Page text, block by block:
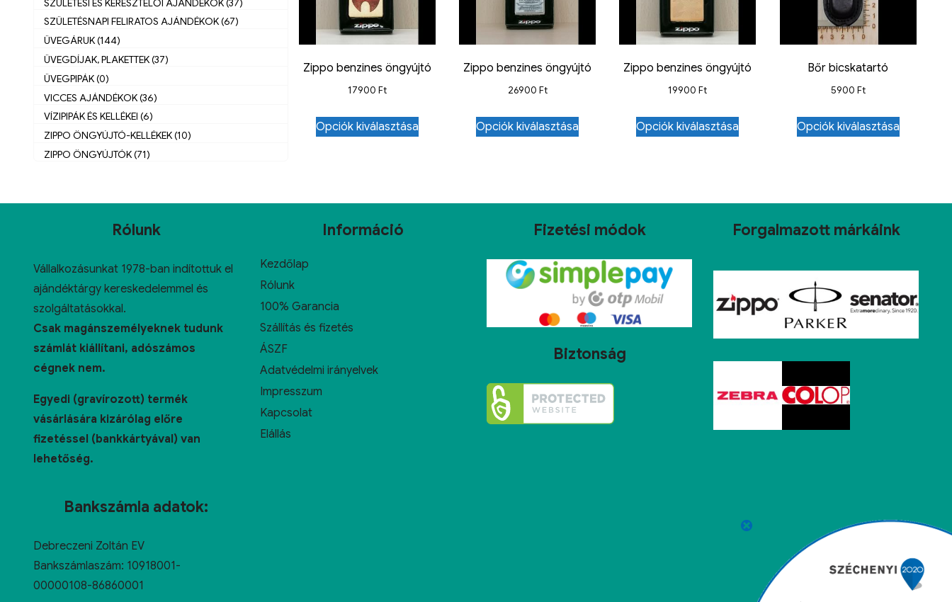
Zippo benzines öngyújtó
17900 Ft
Opciók kiválasztása
Zippo benzines öngyújtó
26900 Ft
Opciók kiválasztása
Zippo benzines öngyújtó
19900Ft
Opciók kiválasztása
Bőr bicskatartó
5900 Ft
Opciók kiválasztása
SZÜLETÉSI ÉS KERESZTELŐI AJÁNDÉKOK (37)
SZÜLETÉSNAPI FELIRATOS AJÁNDÉKOK (67)
ÜVEGÁRUK (144)
ÜVEGDÍJAK, PLAKETTEK (37)
ÜVEGPIPÁK (0)
VICCES AJÁNDÉKOK (36)
VÍZIPIPÁK ÉS KELLÉKEI (6)
ZIPPO ÖNGYÚJTÓ-KELLÉKEK (10)
ZIPPO ÖNGYÚJTÓK (71)
Rólunk
Vállalkozásunkat 1978-ban indítottuk el
ajándéktárgy kereskedelemmel és
szolgáltatásokkal.
Csak magánszemélyeknek tudunk
számlát kiállítani, adószámos
cégnek nem.
Egyedi (gravírozott) termék
vásárlására kizárólag előre
fizetéssel (bankkártyával) van
lehetőség.
Bankszámla adatok:
Debreczeni Zoltán EV
Bankszámlaszám: 10918001-
00000108-86860001
Információ
Kezdőlap
Rólunk
100% Garancia
Szállítás és fizetés
ÁSZF
Adatvédelmi irányelvek
Impresszum
Kapcsolat
Elállás
Fizetési módok
Biztonság
Forgalmazott márkáink